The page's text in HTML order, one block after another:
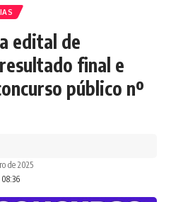
edital de
final e
público nº
de 2025